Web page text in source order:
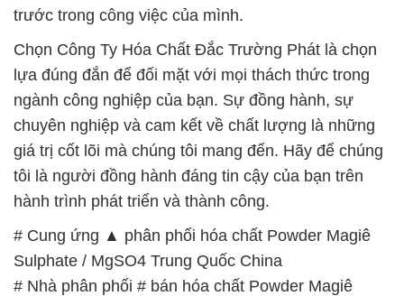
trước trong công việc của mình.
Chọn Công Ty Hóa Chất Đắc Trường Phát là chọn
lựa đúng đắn để đối mặt với mọi thách thức trong
ngành công nghiệp của bạn. Sự đồng hành, sự
chuyên nghiệp và cam kết về chất lượng là những
giá trị cốt lõi mà chúng tôi mang đến. Hãy để chúng
tôi là người đồng hành đáng tin cậy của bạn trên
hành trình phát triển và thành công.
# Cung ứng ▲ phân phối hóa chất Powder Magiê
Sulphate / MgSO4 Trung Quốc China
# Nhà phân phối # bán hóa chất Powder Magiê